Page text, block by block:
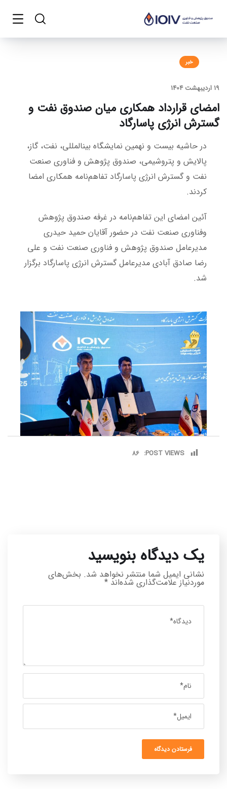
خبر
19 اردیبهشت 1404
امضای قرارداد همکاری میان صندوق نفت و
گسترش انرژی پاسارگاد
در حاشیه بیست و نهمین نمایشگاه بین‎المللی، نفت، گاز،
پالایش و پتروشیمی، صندوق پژوهش و فناوری صنعت
نفت و گسترش انرژی پاسارگاد تفاهم‌نامه همکاری امضا
کردند.
آئین امضای این تفاهم‌نامه در غرفه صندوق پژوهش
وفناوری صنعت نفت در حضور آقایان حمید حیدری
مدیرعامل صندوق پژوهش و فناوری صنعت نفت و علی
رضا صادق آبادی مدیرعامل گسترش انرژی پاسارگاد برگزار
شد.
POST VIEWS:
86
یک دیدگاه بنویسید
نشانی ایمیل شما منتشر نخواهد شد. بخش‌های
موردنیاز علامت‌گذاری شده‌اند *